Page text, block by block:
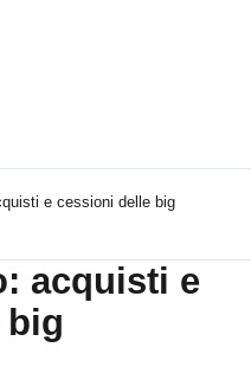
e cessioni delle big
acquisti e